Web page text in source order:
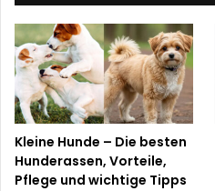
Kleine Hunde – Die besten
Hunderassen, Vorteile,
Pflege und wichtige Tipps